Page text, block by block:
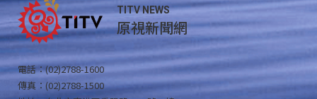
TITV NEWS
原視新聞網
電話：(02)2788-1600
傳真：(02)2788-1500